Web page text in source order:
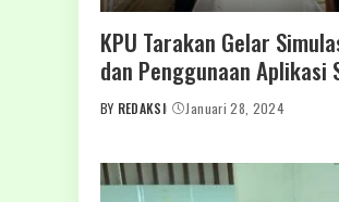
KPU Tarakan Gelar
dan Penggunaan Aplikasi
POSTED
BY REDAKSI Januari 28, 2024